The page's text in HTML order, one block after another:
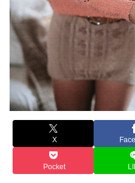
X
Pocket